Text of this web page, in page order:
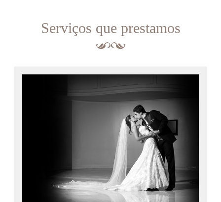
Serviços que prestamos